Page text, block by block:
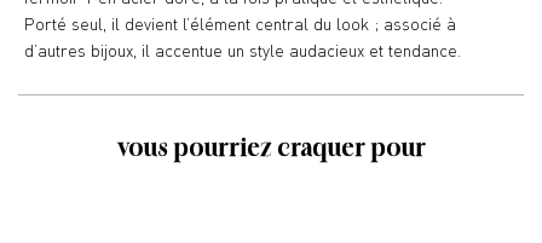
Porté seul, il devient l’élément central du look ; associé à
d’autres bijoux, il accentue un style audacieux et tendance.
vous pourriez craquer pour